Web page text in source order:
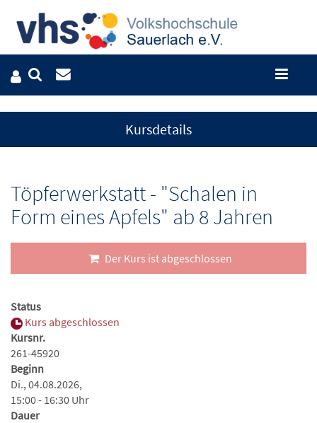
Kursdetails
Töpferwerkstatt - "Schalen in
Form eines Apfels" ab 8 Jahren
Der Kurs ist abgeschlossen
Status
Kurs abgeschlossen
Kursnr.
261-45920
Beginn
Di., 04.08.2026,
15:00 - 16:30 Uhr
Dauer